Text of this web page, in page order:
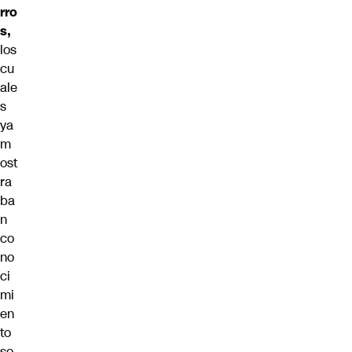
rro
s,
los
cu
ale
s
ya
m
ost
ra
ba
n
co
no
ci
mi
en
to